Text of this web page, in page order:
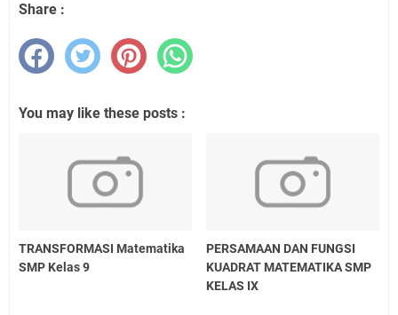
Share :
You may like these posts :
TRANSFORMASI Matematika
SMP Kelas 9
PERSAMAAN DAN FUNGSI
KUADRAT MATEMATIKA SMP
KELAS IX